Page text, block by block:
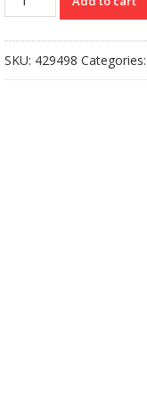
Lacoste
SKU: 429498 Categories: